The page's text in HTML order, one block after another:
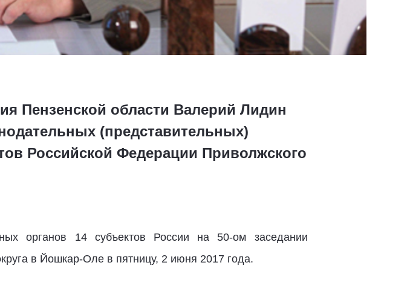
Пензенской области Валерий Лидин
(представительных)
Российской Федерации Приволжского
органов 14 субъектов России на 50-ом заседании
в Йошкар-Оле в пятницу, 2 июня 2017 года.